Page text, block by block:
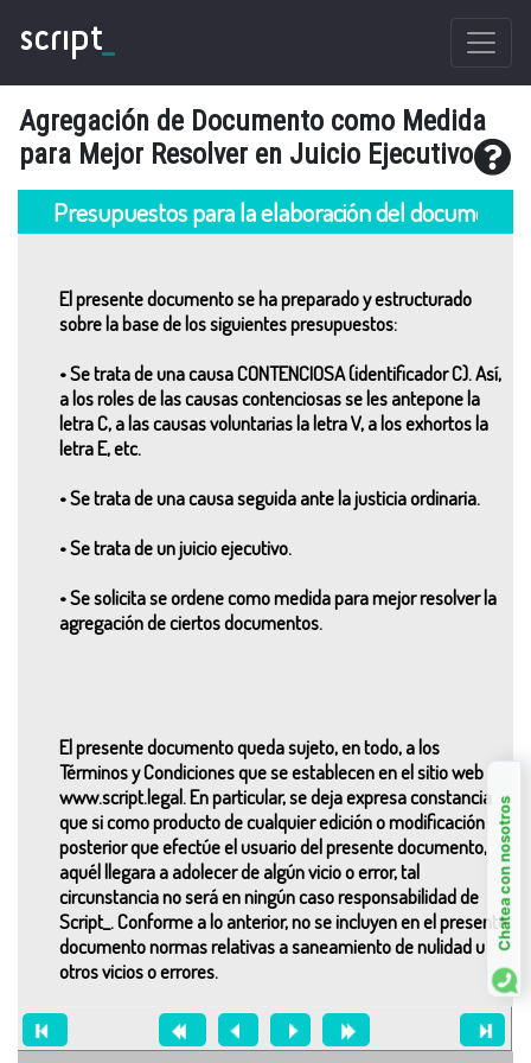
script
Agregación de Documento como Medida
para Mejor Resolver en Juicio Ejecutivo
Presupuestos para la elaboración del documento
El presente documento se ha preparado y estructurado
sobre la base de los siguientes presupuestos:
• Se trata de una causa CONTENCIOSA (identificador C). Así,
a los roles de las causas contenciosas se les antepone la
letra C, a las causas voluntarias la letra V, a los exhortos la
letra E, etc.
• Se trata de una causa seguida ante la justicia ordinaria.
• Se trata de un juicio ejecutivo.
• Se solicita se ordene como medida para mejor resolver la
agregación de ciertos documentos.
El presente documento queda sujeto, en todo, a los
Términos y Condiciones que se establecen en el sitio web
www.script.legal. En particular, se deja expresa constancia
que si como producto de cualquier edición o modificación
posterior que efectúe el usuario del presente documento,
aquél llegara a adolecer de algún vicio o error, tal
circunstancia no será en ningún caso responsabilidad de
Script_. Conforme a lo anterior, no se incluyen en el presente
documento normas relativas a saneamiento de nulidad u
otros vicios o errores.
Advertencia: Es responsabilidad del usuario verificar que la
ortografía de los textos que ingresa sea la correcta.
Chatea con nosotros